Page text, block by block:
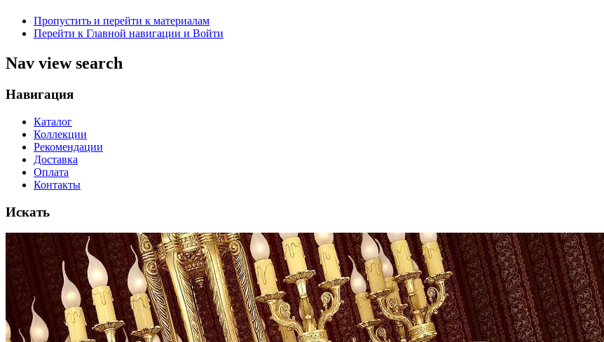
Пропустить и перейти к материалам
Перейти к Главной навигации и Войти
Nav view search
Навигация
Каталог
Коллекции
Рекомендации
Доставка
Оплата
Контакты
Искать